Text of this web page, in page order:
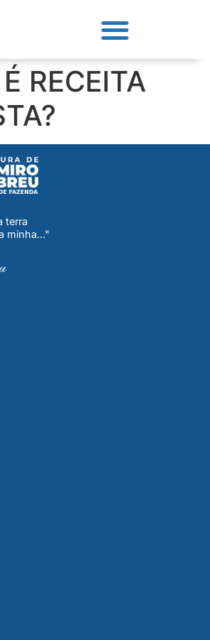
RECEITA
terra
minha..."